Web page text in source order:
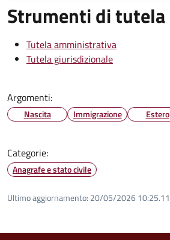
Strumenti di tutela
Tutela amministrativa
Tutela giurisdizionale
Argomenti:
Nascita Immigrazione Estero
Categorie:
Anagrafe e stato civile
Ultimo aggiornamento: 20/05/2026 10:25.11